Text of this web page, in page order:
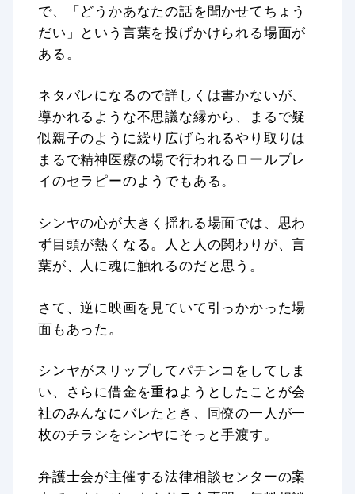
で、「どうかあなたの話を聞かせてちょう
だい」という言葉を投げかけられる場面が
ある。
ネタバレになるので詳しくは書かないが、
導かれるような不思議な縁から、まるで疑
似親子のように繰り広げられるやり取りは
まるで精神医療の場で行われるロールプレ
イのセラピーのようでもある。
シンヤの心が大きく揺れる場面では、思わ
ず目頭が熱くなる。人と人の関わりが、言
葉が、人に魂に触れるのだと思う。
さて、逆に映画を見ていて引っかかった場
面もあった。
シンヤがスリップしてパチンコをしてしま
い、さらに借金を重ねようとしたことが会
社のみんなにバレたとき、同僚の一人が一
枚のチラシをシンヤにそっと手渡す。
弁護士会が主催する法律相談センターの案